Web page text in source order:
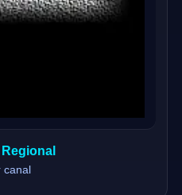
canal